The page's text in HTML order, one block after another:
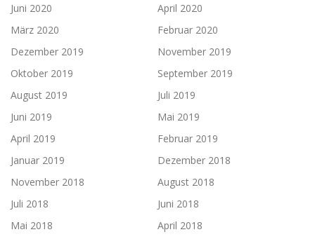
Juni 2020
April 2020
März 2020
Februar 2020
Dezember 2019
November 2019
Oktober 2019
September 2019
August 2019
Juli 2019
Juni 2019
Mai 2019
April 2019
Februar 2019
Januar 2019
Dezember 2018
November 2018
August 2018
Juli 2018
Juni 2018
Mai 2018
April 2018